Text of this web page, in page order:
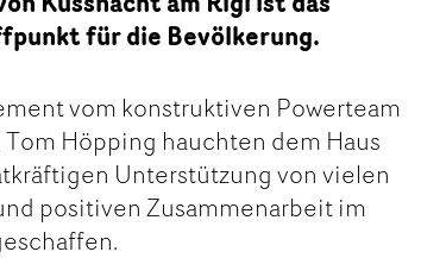
für die Bevölkerung.
vom konstruktiven Powerteam
Höpping hauchten dem Haus
Unterstützung von vielen
positiven Zusammenarbeit im